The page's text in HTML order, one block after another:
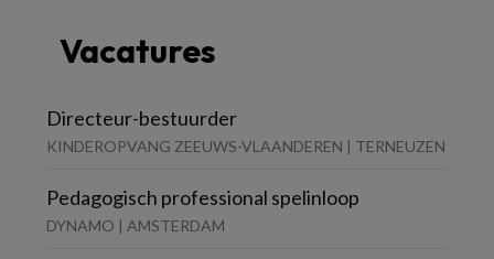
Vacatures
Directeur-bestuurder
KINDEROPVANG ZEEUWS-VLAANDEREN | TERNEUZEN
Pedagogisch professional spelinloop
DYNAMO | AMSTERDAM